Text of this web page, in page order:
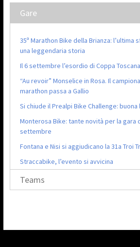
Gare
35ª Marathon Bike della Brianza: l’ultima
una leggendaria storia
Il 6 settembre l’esordio di Coppa
“Au revoir” Monselice in Rosa. Il
marathon passa a Gallio
Si chiude il Prealpi Bike Challenge: buona
Monterosa Bike: tante novità per la gara
settembre
Fontana e Nisi si aggiudicano la 31a Troi
Straccabike, l’evento si avvicina
Teams